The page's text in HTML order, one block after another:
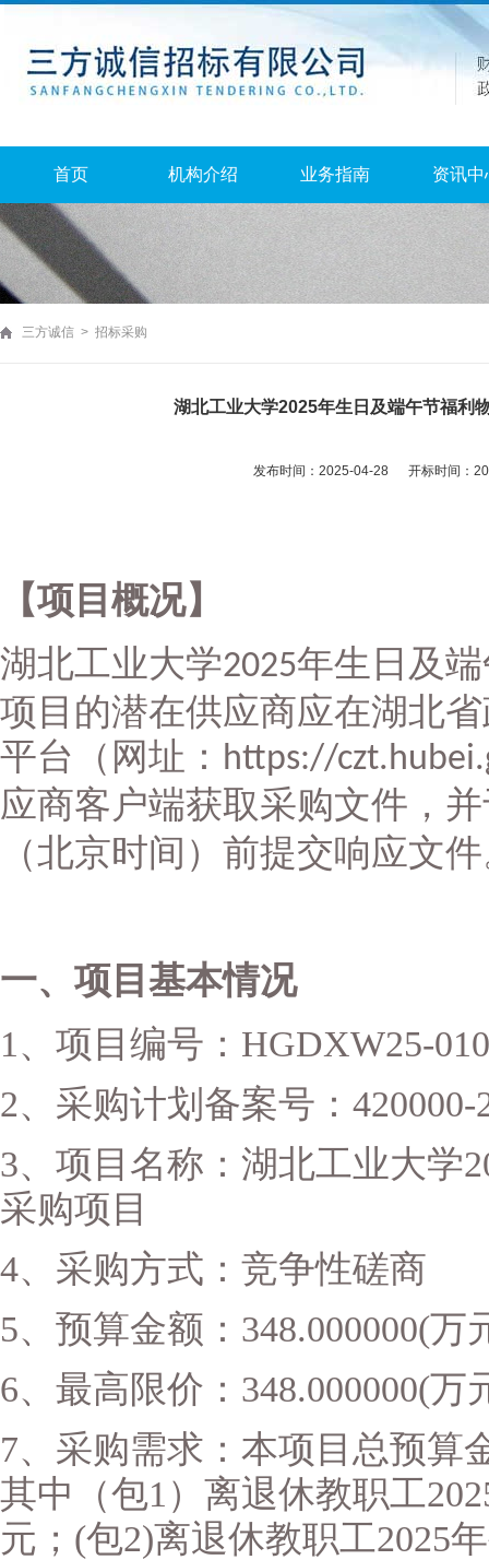
首页 机构介绍 业务指南 资讯中
三方诚信 > 招标采购
湖北工业大学2025年生日及端午节福利
发布时间：2025-04-28 开标时间：
【项目概况】
湖北工业大学2025年生日及
项目的潜在供应商应在湖北
平台（网址： https://
应商客户端获取采购文件，
（北京时间）前提交响应文
一、项目基本情况
1、项目编号：HGDXW25-
2、采购计划备案号：420000-
3、项目名称：湖北工业大学
采购项目
4、采购方式：竞争性磋商
5、预算金额：348.000000(万
6、最高限价：348.000000(万
7、采购需求：本项目总预算
其中（包1）离退休教职工
元；(包2)离退休教职工2025